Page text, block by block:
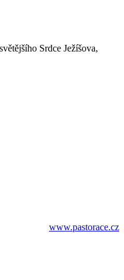
Srdce Ježíšova,
www.pastorace.cz